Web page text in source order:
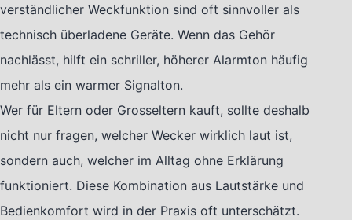
verständlicher Weckfunktion sind oft sinnvoller als
technisch überladene Geräte. Wenn das Gehör
nachlässt, hilft ein schriller, höherer Alarmton häufig
mehr als ein warmer Signalton.
Wer für Eltern oder Grosseltern kauft, sollte deshalb
nicht nur fragen, welcher Wecker wirklich laut ist,
sondern auch, welcher im Alltag ohne Erklärung
funktioniert. Diese Kombination aus Lautstärke und
Bedienkomfort wird in der Praxis oft unterschätzt.